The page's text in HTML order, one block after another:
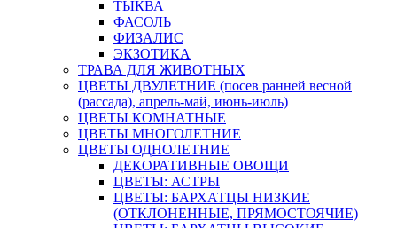
ТЫКВА
ФАСОЛЬ
ФИЗАЛИС
ЭКЗОТИКА
ТРАВА ДЛЯ ЖИВОТНЫХ
ЦВЕТЫ ДВУЛЕТНИЕ (посев ранней весной
(рассада), апрель-май, июнь-июль)
ЦВЕТЫ КОМНАТНЫЕ
ЦВЕТЫ МНОГОЛЕТНИЕ
ЦВЕТЫ ОДНОЛЕТНИЕ
ДЕКОРАТИВНЫЕ ОВОЩИ
ЦВЕТЫ: АСТРЫ
ЦВЕТЫ: БАРХАТЦЫ НИЗКИЕ
(ОТКЛОНЕННЫЕ, ПРЯМОСТОЯЧИЕ)